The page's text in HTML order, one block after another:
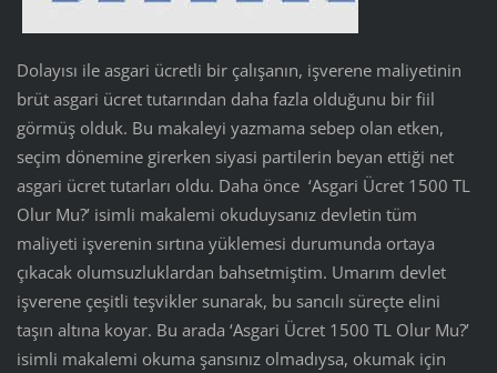
Dolayısı ile asgari ücretli bir çalışanın, işverene maliyetinin
brüt asgari ücret tutarından daha fazla olduğunu bir fiil
görmüş olduk. Bu makaleyi yazmama sebep olan etken,
seçim dönemine girerken siyasi partilerin beyan ettiği net
asgari ücret tutarları oldu. Daha önce ‘Asgari Ücret 1500 TL
Olur Mu?’ isimli makalemi okuduysanız devletin tüm
maliyeti işverenin sırtına yüklemesi durumunda ortaya
çıkacak olumsuzluklardan bahsetmiştim. Umarım devlet
işverene çeşitli teşvikler sunarak, bu sancılı süreçte elini
taşın altına koyar. Bu arada ‘Asgari Ücret 1500 TL Olur Mu?’
isimli makalemi okuma şansınız olmadıysa, okumak için